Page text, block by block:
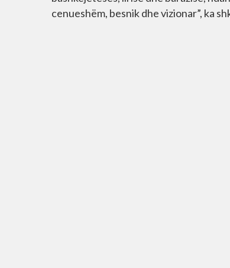
cenueshëm, besnik dhe vizionar”, ka